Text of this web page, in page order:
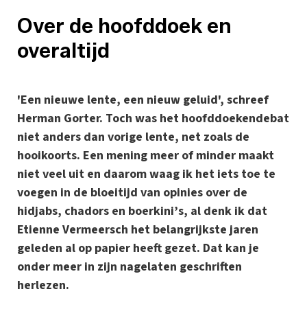
Over de hoofddoek en
overaltijd
'Een nieuwe lente, een nieuw geluid', schreef
Herman Gorter. Toch was het hoofddoekendebat
niet anders dan vorige lente, net zoals de
hooikoorts. Een mening meer of minder maakt
niet veel uit en daarom waag ik het iets toe te
voegen in de bloeitijd van opinies over de
hidjabs, chadors en boerkini’s, al denk ik dat
Etienne Vermeersch het belangrijkste jaren
geleden al op papier heeft gezet. Dat kan je
onder meer in zijn nagelaten geschriften
herlezen.